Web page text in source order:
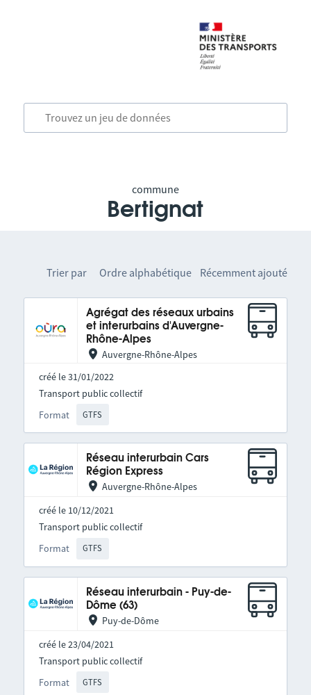
commune
Bertignat
Trier par Ordre alphabétique Récemment ajouté
Agrégat des réseaux urbains
et interurbains d'Auvergne-
Rhône-Alpes
Auvergne-Rhône-Alpes
créé le 31/01/2022
Format GTFS
Transport public collectif
Réseau interurbain Cars
Région Express
Auvergne-Rhône-Alpes
créé le 10/12/2021
Format GTFS
Transport public collectif
Réseau interurbain - Puy-de-
Dôme (63)
Puy-de-Dôme
créé le 23/04/2021
Format GTFS
Transport public collectif